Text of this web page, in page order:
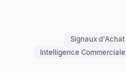
Signaux d'Achat
Intelligence Commerciale